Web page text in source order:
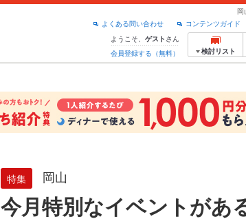
岡
コンテンツガイド
よくある問い合わせ
ようこそ、 ゲスト さん
会員登録する（無料）
検討リスト
特集 岡山
今月特別なイベントがあ